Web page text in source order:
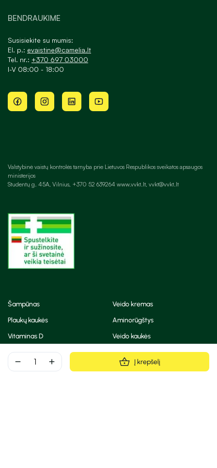
remove add Į krepšelį
BENDRAUKIME
Susisiekite su mumis:
El. p.: evaistine@camelia.lt
Tel. nr.: +370 697 03000
I-V 08:00 - 18:00
Valstybinė vaistų kontrolės tarnyba prie Lietuvos Respublikos sveikatos apsaugos
ministerijos
Studentų g. 45A, Vilnius, +370 52 639264 www.vvkt.lt, vvkt@vvkt.lt
Šampūnas
Veido kremas
Plaukų kaukės
Aminorūgštys
Vitaminas D
Veido kaukės
Korėjietiška kosmetika
Eteriniai aliejai
Dezodorantas
BB ir CC kremas